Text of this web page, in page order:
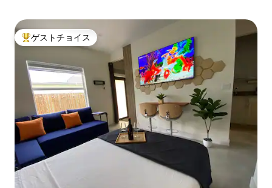
大好評のゲストチョイスです。
ゲストチョイス